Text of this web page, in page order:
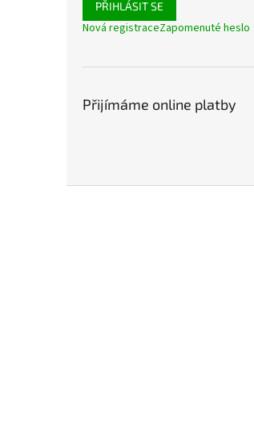
PŘIHLÁSIT SE
Nová registraceZapomenuté heslo
Přijímáme online platby